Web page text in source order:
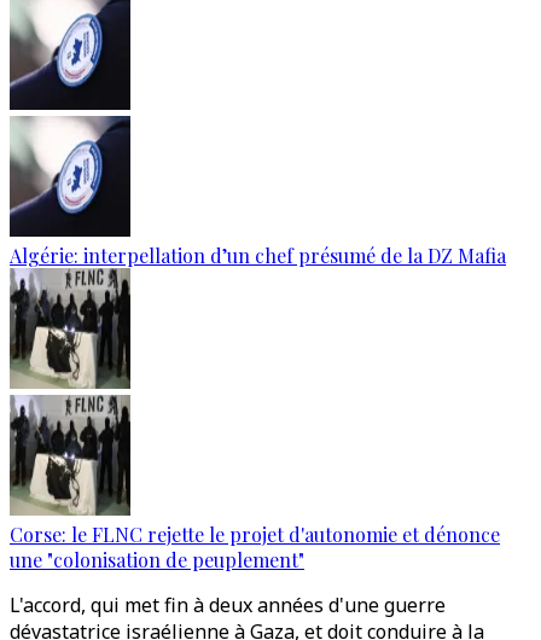
Algérie: interpellation d’un chef présumé de la DZ Mafia
Corse: le FLNC rejette le projet d'autonomie et dénonce
une "colonisation de peuplement"
L'accord, qui met fin à deux années d'une guerre
dévastatrice israélienne à Gaza, et doit conduire à la